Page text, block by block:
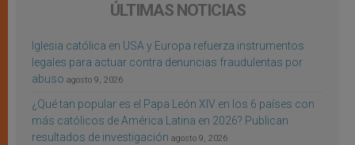
ÚLTIMAS NOTICIAS
Iglesia católica en USA y Europa refuerza instrumentos
legales para actuar contra denuncias fraudulentas por
abuso agosto 9, 2026
¿Qué tan popular es el Papa León XIV en los 6 países con
más católicos de América Latina en 2026? Publican
resultados de investigación agosto 9, 2026